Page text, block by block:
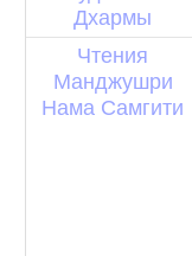
Дхармы
Чтения
Манджушри
Нама Самгити